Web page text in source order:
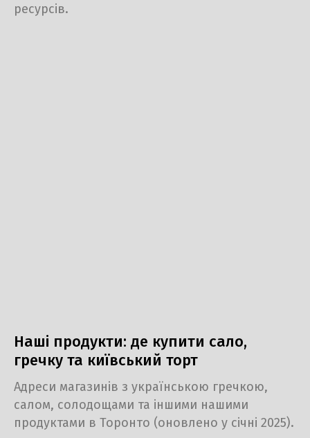
ресурсів.
Наші продукти: де купити сало,
гречку та київський торт
Адреси магазинів з українською гречкою,
салом, солодощами та іншими нашими
продуктами в Торонто (оновлено у січні 2025).